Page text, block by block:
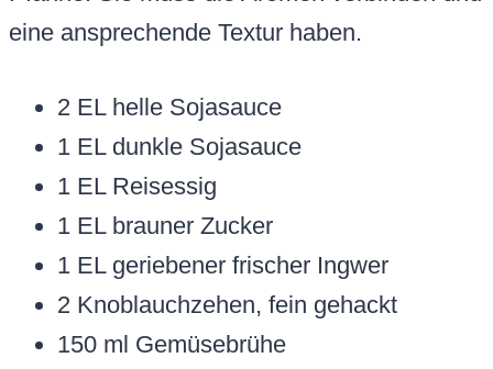
eine ansprechende Textur haben.
2 EL helle Sojasauce
1 EL dunkle Sojasauce
1 EL Reisessig
1 EL brauner Zucker
1 EL geriebener frischer Ingwer
2 Knoblauchzehen, fein gehackt
150 ml Gemüsebrühe